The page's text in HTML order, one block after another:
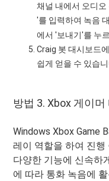
채널 내에서 오디
'를 입력하여 녹음
에서 '보내기'를 누
Craig 봇 대시보드
쉽게 얻을 수 있습니
방법 3. Xbox 게이머
Windows Xbox Game
레이 역할을 하여 진
다양한 기능에 신속하
에 따라 통화 녹음에